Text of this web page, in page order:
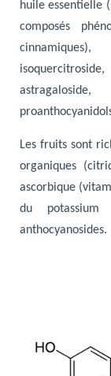
huile essentielle
composés
cinnamiques),
a
Les fruits sont
organiques
ascorbique
du
anthocyanosides.